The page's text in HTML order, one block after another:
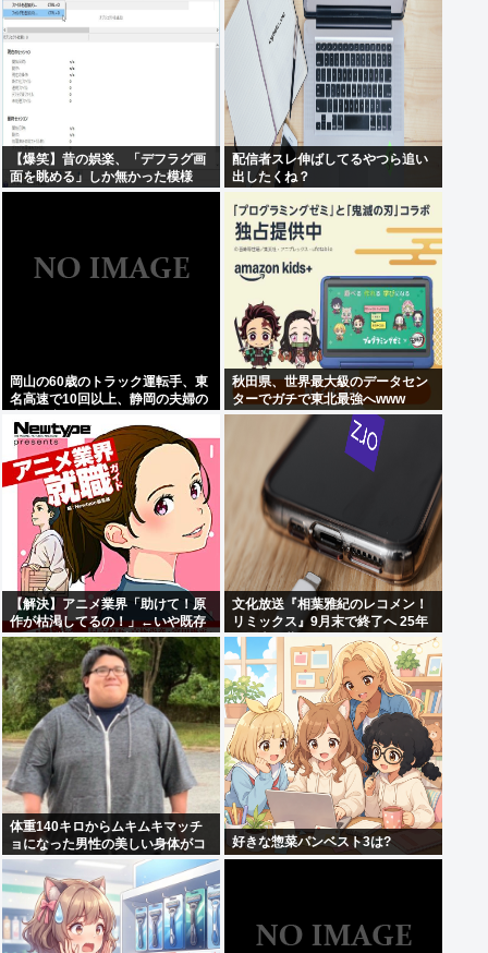
【爆笑】昔の娯楽、「デフラグ画
面を眺める」しか無かった模様
www
配信者スレ伸ばしてるやつら追い
出したくね？
岡山の60歳のトラック運転手、東
名高速で10回以上、静岡の夫婦の
秋田県、世界最大級のデータセン
ターでガチで東北最強へwww
【解決】アニメ業界「助けて！原
作が枯渇してるの！」←いや既存
作品の2期やったら良いよね？
文化放送『相葉雅紀のレコメン！
リミックス』9月末で終了へ 25年
の歴史に幕
体重140キロからムキムキマッチ
ョになった男性の美しい身体がコ
チラ！！！
好きな惣菜パンベスト3は?